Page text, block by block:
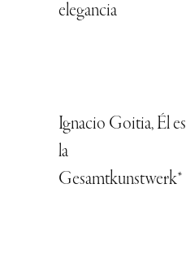
elegancia
Ignacio Goitia, Él es
la
Gesamtkunstwerk*